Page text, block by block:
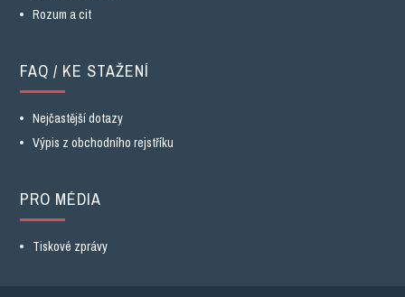
Rozum a cit
FAQ / KE STAŽENÍ
Nejčastější dotazy
Výpis z obchodního rejstříku
PRO MÉDIA
Tiskové zprávy